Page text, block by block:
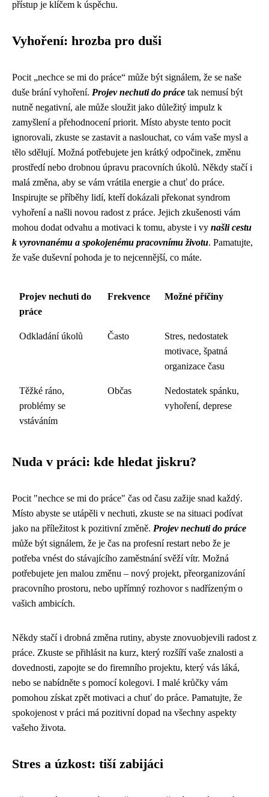
přístup je klíčem k úspěchu.
Vyhoření: hrozba pro duši
Pocit „nechce se mi do práce“ může být signálem, že se naše
duše brání vyhoření. Projev nechuti do práce tak nemusí být
nutně negativní, ale může sloužit jako důležitý impulz k
zamyšlení a přehodnocení priorit. Místo abyste tento pocit
ignorovali, zkuste se zastavit a naslouchat, co vám vaše mysl a
tělo sdělují. Možná potřebujete jen krátký odpočinek, změnu
prostředí nebo drobnou úpravu pracovních úkolů. Někdy stačí i
malá změna, aby se vám vrátila energie a chuť do práce.
Inspirujte se příběhy lidí, kteří dokázali překonat syndrom
vyhoření a našli novou radost z práce. Jejich zkušenosti vám
mohou dodat odvahu a motivaci k tomu, abyste i vy našli cestu
k vyrovnanému a spokojenému pracovnímu životu. Pamatujte,
že vaše duševní pohoda je to nejcennější, co máte.
Projev nechuti do
práce
Frekvence Možné příčiny
Odkladání úkolů Často
Stres, nedostatek
motivace, špatná
organizace času
Těžké ráno,
problémy se
vstáváním
Občas
Nedostatek spánku,
vyhoření, deprese
Nuda v práci: kde hledat jiskru?
Pocit "nechce se mi do práce" čas od času zažije snad každý.
Místo abyste se utápěli v nechuti, zkuste se na situaci podívat
jako na příležitost k pozitivní změně. Projev nechuti do práce
může být signálem, že je čas na profesní restart nebo že je
potřeba vnést do stávajícího zaměstnání svěží vítr. Možná
potřebujete jen malou změnu – nový projekt, přeorganizování
pracovního prostoru, nebo upřímný rozhovor s nadřízeným o
vašich ambicích.
Někdy stačí i drobná změna rutiny, abyste znovuobjevili radost z
práce. Zkuste se přihlásit na kurz, který rozšíří vaše znalosti a
dovednosti, zapojte se do firemního projektu, který vás láká,
nebo se nabídněte s pomocí kolegovi. I malé krůčky vám
pomohou získat zpět motivaci a chuť do práce. Pamatujte, že
spokojenost v práci má pozitivní dopad na všechny aspekty
vašeho života.
Stres a úzkost: tiší zabijáci